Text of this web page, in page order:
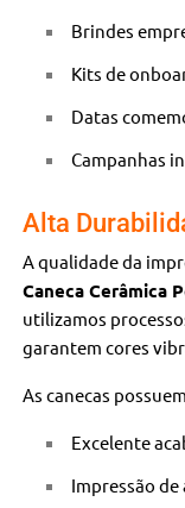
Brindes
Kits de
Datas
Campanhas
Alta
A qualidade da
Caneca Cerâmica
utilizamos
garantem cores
As canecas
Excelente
Impressão